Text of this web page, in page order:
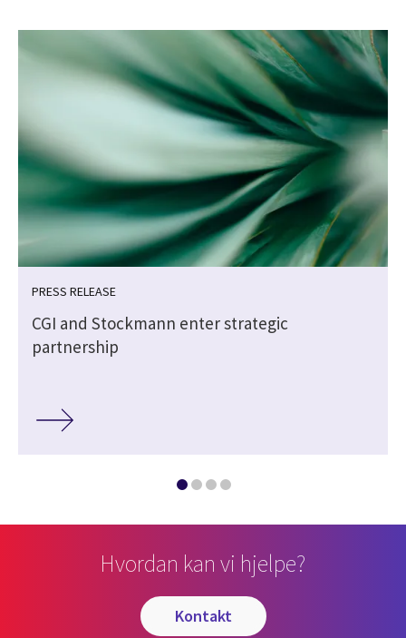
PRESS RELEASE
CGI and Stockmann enter strategic
partnership
Hvordan kan vi hjelpe?
kontakt